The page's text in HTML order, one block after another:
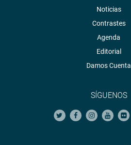
Noticias
Contrastes
Agenda
Editorial
Damos Cuenta
SÍGUENOS